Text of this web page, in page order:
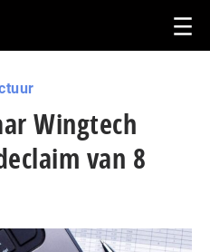
Wingtech
van 8